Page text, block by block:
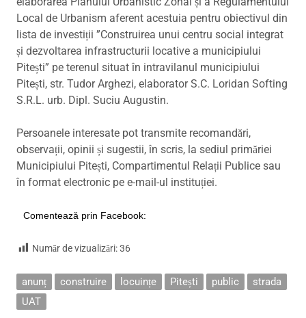
Local de Urbanism aferent acestuia pentru obiectivul din
lista de investiții ”Construirea unui centru social integrat
și dezvoltarea infrastructurii locative a municipiului
Pitești” pe terenul situat în intravilanul municipiului
Pitești, str. Tudor Arghezi, elaborator S.C. Loridan Softing
S.R.L. urb. Dipl. Suciu Augustin.
Persoanele interesate pot transmite recomandări,
observații, opinii și sugestii, în scris, la sediul primăriei
Municipiului Pitești, Compartimentul Relații Publice sau
în format electronic pe e-mail-ul instituției.
Comentează prin Facebook:
Număr de vizualizări:36
anunț construire locuințe Pitești public
strada
UAT